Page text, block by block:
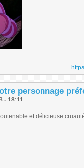
personnage
- 18:11
et délicieuse